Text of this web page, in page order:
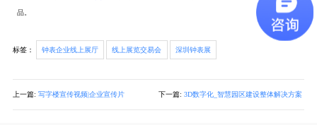
品。
标签： 钟表企业线上展厅 线上展览交易会 深圳钟表展
上一篇: 写字楼宣传视频|企业宣传片 下一篇: 3D数字化_智慧园区建设整体解决方案